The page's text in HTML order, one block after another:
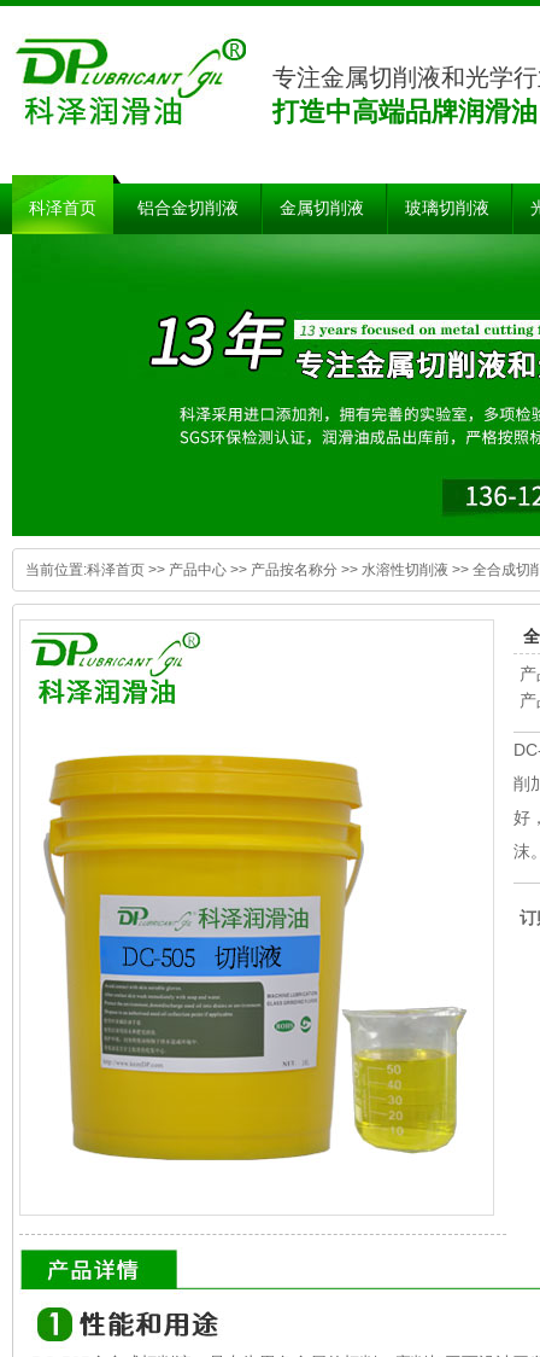
专注金属切削液和光学
打造中高端品牌润滑
科泽首页 铝合金切削液 金属切削液 玻璃切削液
当前位置:科泽首页 >> 产品中心 >> 产品按名称分 >> 水溶性切削液 >> 全合成切
削
好
沫
订